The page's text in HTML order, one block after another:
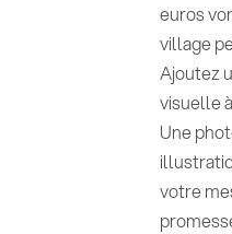
euros
village
Ajoutez
visuelle
Une
votre